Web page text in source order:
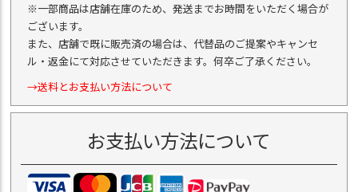
※一部商品は店舗在庫のため、発送までお時間をいただく場合が
ございます。
また、店舗で既に販売済の場合は、代替品のご提案やキャンセ
ル・返金にて対応させていただきます。何卒ご了承ください。
→送料とお支払い方法について
お支払い方法について